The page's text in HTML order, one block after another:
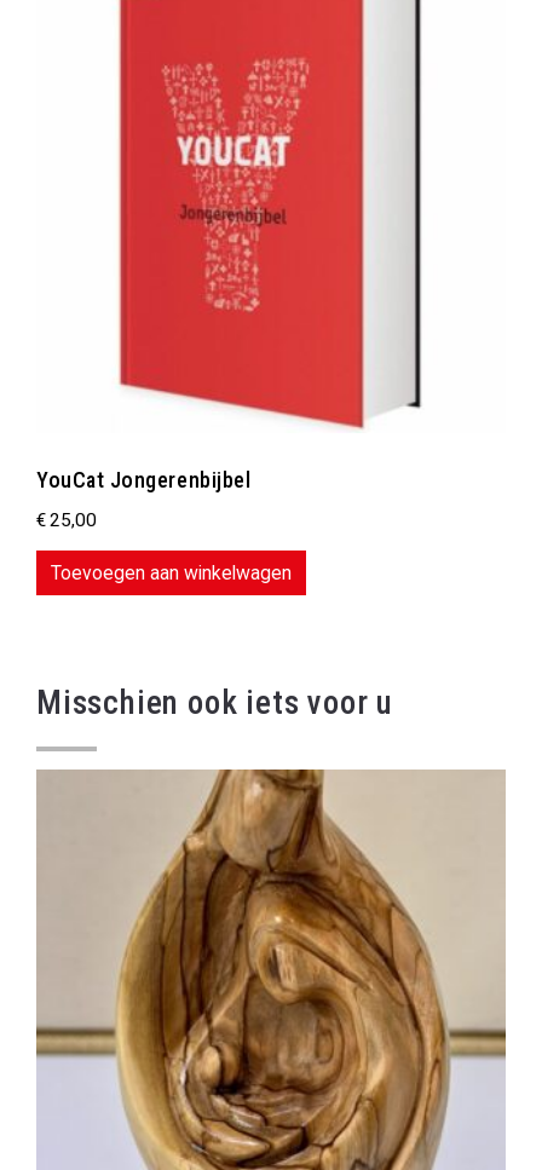
YouCat Jongerenbijbel
€25,00
Toevoegen aan winkelwagen
Misschien ook iets voor u